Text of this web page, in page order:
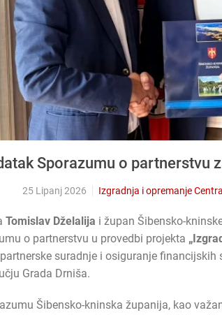
Sporazumu o partnerstvu
25 Lipanj 2026 Izgradnja i opremanje
Tomislav Dželalija i župan Šibensko-
o partnerstvu u provedbi projekta
suradnje i osiguranje
Grada Drniša.
Šibensko-kninska županija, kao